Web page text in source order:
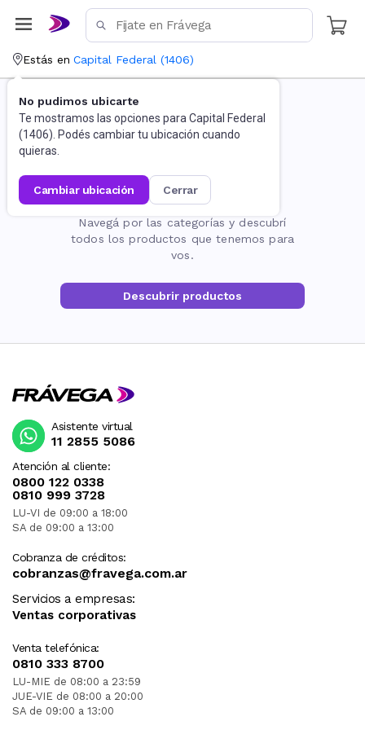
Estás en Capital Federal (1406)
No pudimos ubicarte
Te mostramos las opciones para Capital Federal
(1406). Podés cambiar tu ubicación cuando
quieras.
cambiar ubicación cerrar
La página no existe
Navegá por las categorías y descubrí
todos los productos que tenemos para
vos.
Descubrir productos
Atención al cliente:
0800 122 0338
0810 999 3728
LU-VI de 09:00 a 18:00
SA de 09:00 a 13:00
Cobranza de créditos:
cobranzas@fravega.com.ar
Servicios a empresas:
Ventas corporativas
Venta telefónica:
0810 333 8700
LU-MIE de 08:00 a 23:59
JUE-VIE de 08:00 a 20:00
SA de 09:00 a 13:00
Asistente virtual
11 2855 5086